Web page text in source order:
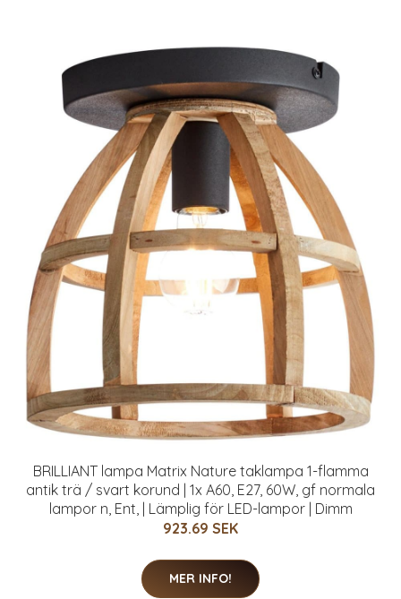
BRILLIANT lampa Matrix Nature taklampa 1-flamma
antik trä / svart korund | 1x A60, E27, 60W, gf normala
lampor n, Ent, | Lämplig för LED-lampor | Dimm
923.69 SEK
MER INFO!